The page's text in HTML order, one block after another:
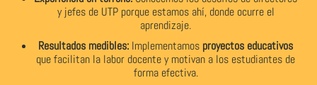
y jefes de UTP porque estamos ahí, donde ocurre el
aprendizaje.
Resultados medibles: Implementamos proyectos educativos
que facilitan la labor docente y motivan a los estudiantes de
forma efectiva.